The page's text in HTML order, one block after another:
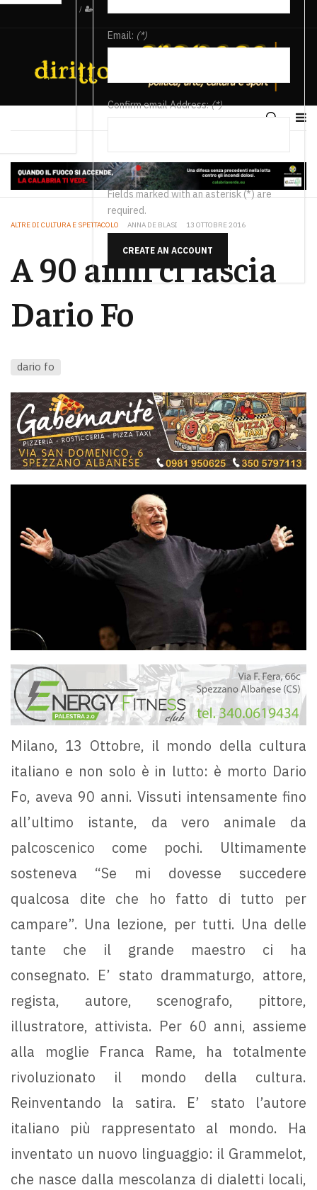
/
Email: (*)
Confirm email Address:(*)
Fields marked with an asterisk (*) are
required.
CREATE AN ACCOUNT
ALTRE DI CULTURA E SPETTACOLO ANNA DE BLASI 13 OTTOBRE 2016
A 90 anni ci lascia
Dario Fo
dario fo
Milano, 13 Ottobre, il mondo della cultura
italiano e non solo è in lutto: è morto Dario
Fo, aveva 90 anni. Vissuti intensamente fino
all’ultimo istante, da vero animale da
palcoscenico come pochi. Ultimamente
sosteneva “Se mi dovesse succedere
qualcosa dite che ho fatto di tutto per
campare”. Una lezione, per tutti. Una delle
tante che il grande maestro ci ha
consegnato. E’ stato drammaturgo, attore,
regista, autore, scenografo, pittore,
illustratore, attivista. Per 60 anni, assieme
alla moglie Franca Rame, ha totalmente
rivoluzionato il mondo della cultura.
Reinventando la satira. E’ stato l’autore
italiano più rappresentato al mondo. Ha
inventato un nuovo linguaggio: il Grammelot,
che nasce dalla mescolanza di dialetti locali,